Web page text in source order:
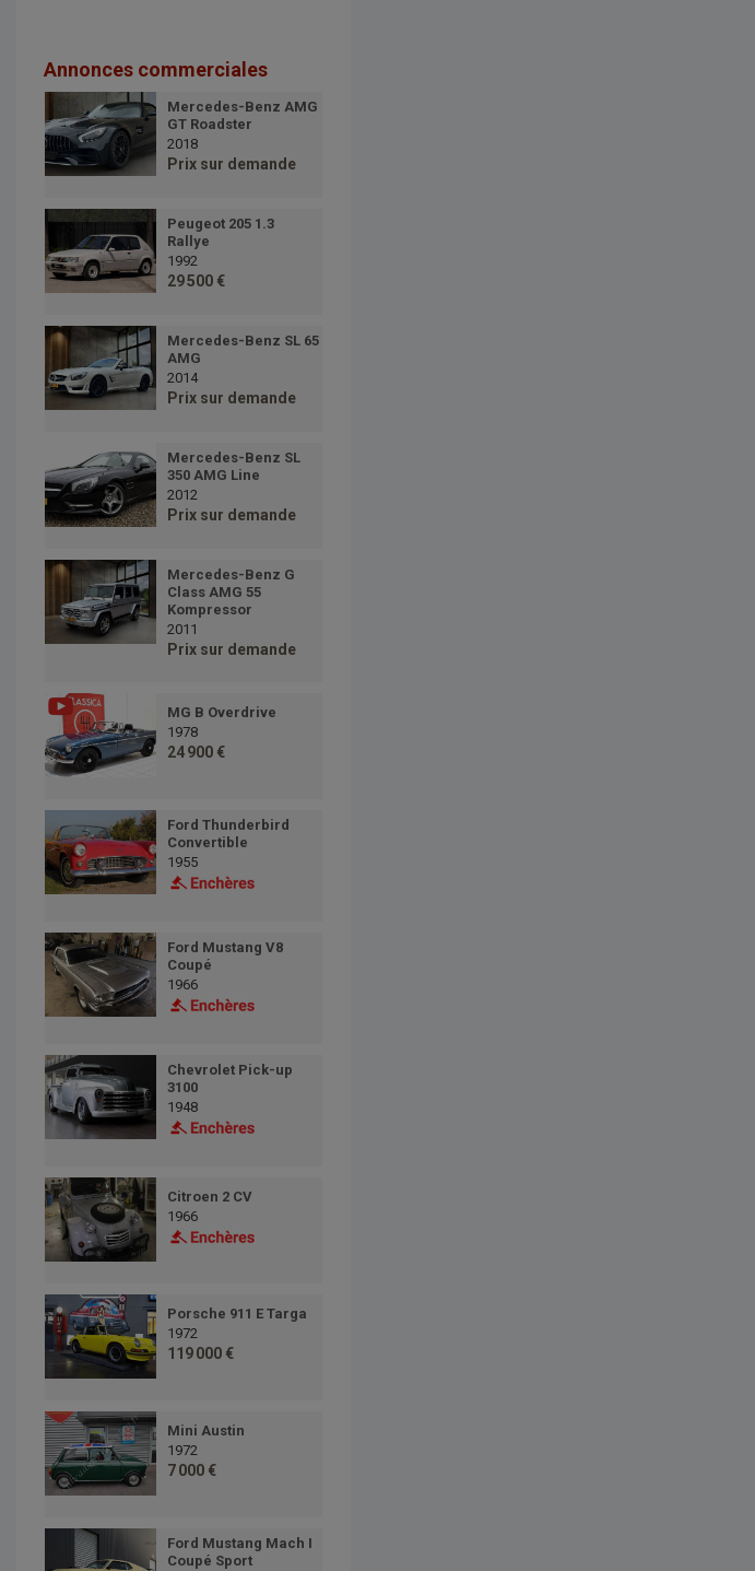
Annonces commerciales
Mercedes-Benz AMG
GT Roadster
2018
Prix sur demande
Peugeot 205 1.3
Rallye
1992
29 500 €
Mercedes-Benz SL 65
AMG
2014
Prix sur demande
Mercedes-Benz SL
350 AMG Line
2012
Prix sur demande
Mercedes-Benz G
Class AMG 55
Kompressor
2011
Prix sur demande
MG B Overdrive
1978
24 900 €
Ford Thunderbird
Convertible
1955
Ford Mustang V8
Coupé
1966
Chevrolet Pick-up
3100
1948
Citroen 2 CV
1966
Porsche 911 E Targa
1972
119 000 €
Mini Austin
1972
7 000 €
Ford Mustang Mach I
Coupé Sport